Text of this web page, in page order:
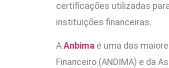
certificações utilizadas
instituições financeiras.
A Anbima é uma das
Financeiro (ANDIMA) e da